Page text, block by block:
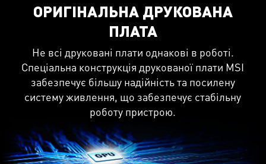
ОРИГІНАЛЬНА ДРУКОВАНА
ПЛАТА
Не всі друковані плати однакові в роботі.
Спеціальна конструкція друкованої плати MSI
забезпечує більшу надійність та посилену
систему живлення, що забезпечує стабільну
роботу пристрою.